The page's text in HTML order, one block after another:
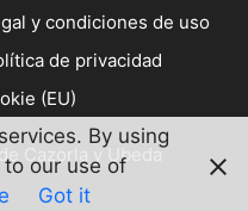
y condiciones de uso
de privacidad
(EU)
Cazorla y Ubeda
By using
to our use of
Got it